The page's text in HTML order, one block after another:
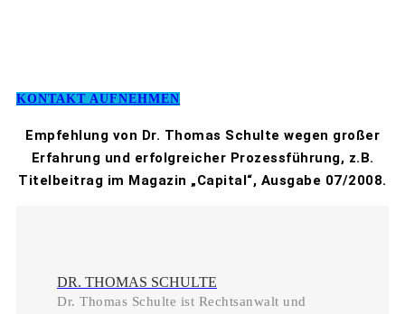
KONTAKT AUFNEHMEN
Empfehlung von Dr. Thomas Schulte wegen großer
Erfahrung und erfolgreicher Prozessführung, z.B.
Titelbeitrag im Magazin „Capital“, Ausgabe 07/2008.
DR. THOMAS SCHULTE
Dr. Thomas Schulte ist Rechtsanwalt und